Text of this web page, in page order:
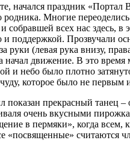
начался праздник
Многие
всех нас здесь,
поддержкой. Прозвучали
руки (левая рука внизу,
начал движение. В это
и небо было плотно
которое было не
прекрасный танец
очень вкусными
в пермяки», когда всем,
«посвященные» считаются